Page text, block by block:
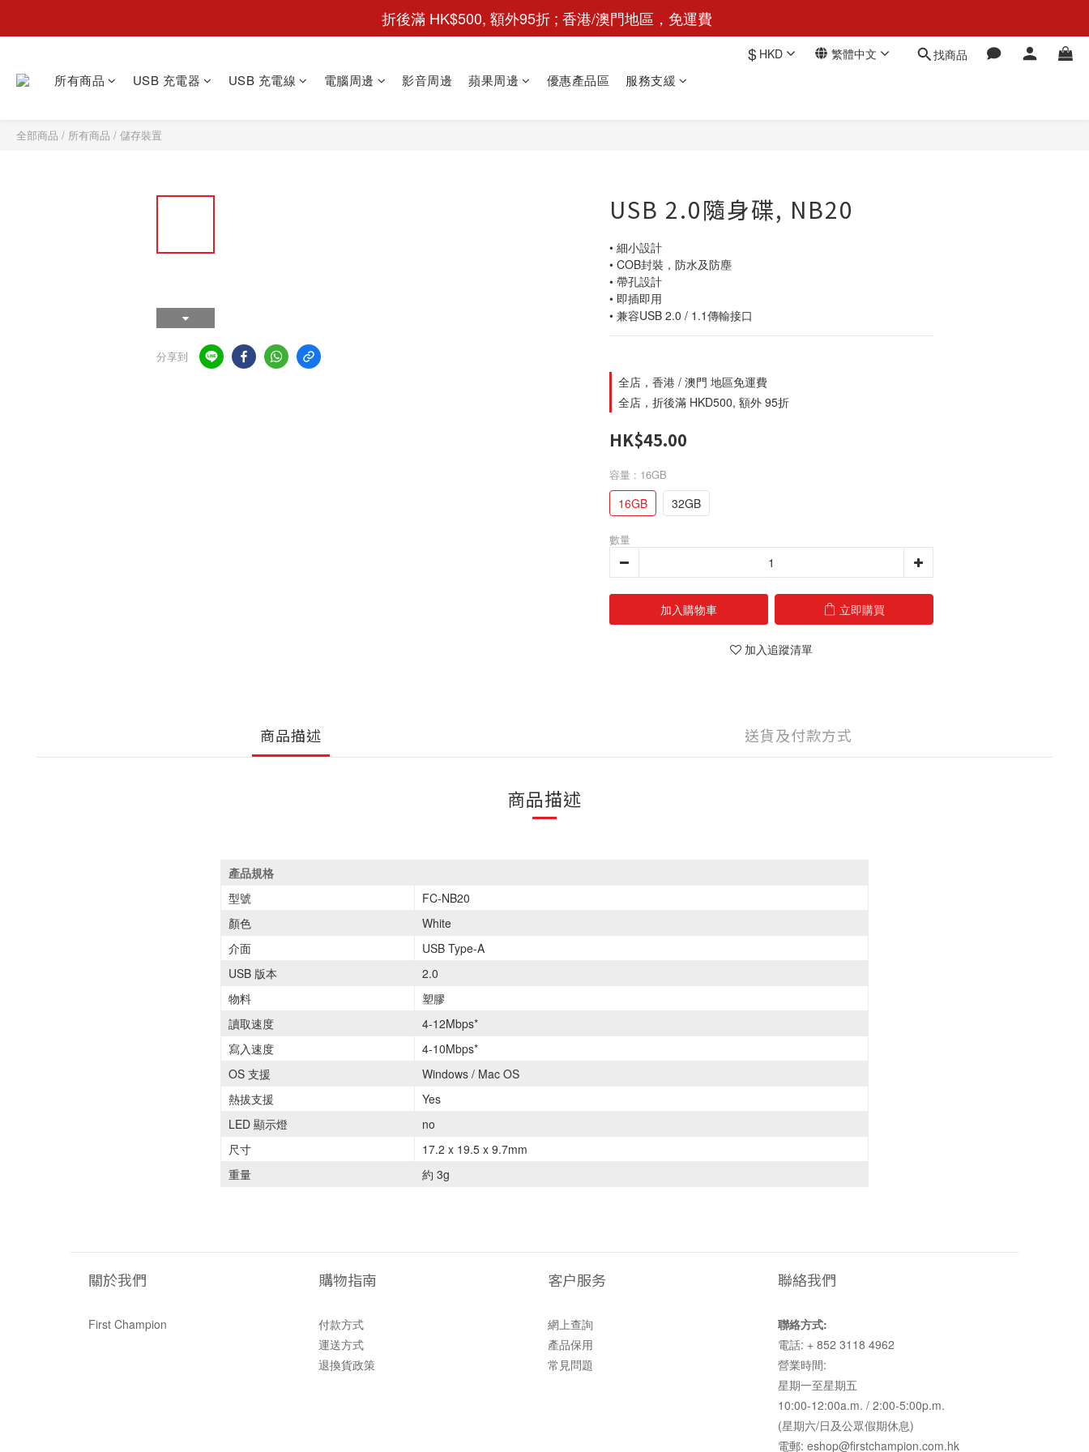
折後滿 HK$500, 額外95折 ; 香港/澳門地區，免運費
$ HKD 繁體中文 找商品
所有商品 USB 充電器 USB 充電線 電腦周邊 影音周邊 蘋果周邊 優惠產品區 服務支緩
全部商品 / 所有商品 / 儲存裝置
分享到
USB 2.0隨身碟, NB20
• 細小設計
• COB封裝，防水及防塵
• 帶孔設計
• 即插即用
• 兼容USB 2.0 / 1.1傳輸接口
全店，香港 / 澳門 地區免運費
全店，折後滿 HKD500, 額外 95折
HK$45.00
容量 : 16GB
16GB 32GB
數量
加入購物車 立即購買
加入追蹤清單
商品描述 送貨及付款方式
商品描述
產品規格
型號
FC-NB20
顏色
White
介面
USB Type-A
USB 版本
2.0
物料
塑膠
讀取速度
4-12Mbps*
寫入速度
4-10Mbps*
OS 支援
Windows / Mac OS
熱拔支援
Yes
LED 顯示燈
no
尺寸
17.2 x 19.5 x 9.7mm
重量
約 3g
關於我們
First Champion
購物指南
付款方式
運送方式
退換貨政策
客户服务
網上查詢
產品保用
常見問題
聯絡我們
聯絡方式:
電話: + 852 3118 4962
營業時間:
星期一至星期五
10:00-12:00a.m. / 2:00-5:00p.m.
(星期六/日及公眾假期休息)
電郵: eshop@firstchampion.com.hk